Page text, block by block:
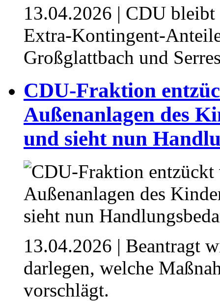
13.04.2026 | CDU
Extra-Kontingent-
Großglattbach und
⁥CDU-Fraktion
Außenanlagen des
und sieht nun
13.04.2026 | Beantragt
darlegen, welche
vorschlägt.